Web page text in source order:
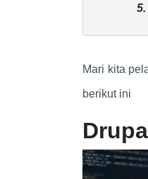
5.
Mari kita
berikut ini